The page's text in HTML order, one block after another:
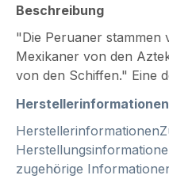
Beschreibung
"Die Peruaner stammen
Mexikaner von den
von den Schiffen." Eine
Herstellerinformationen
zugehörige